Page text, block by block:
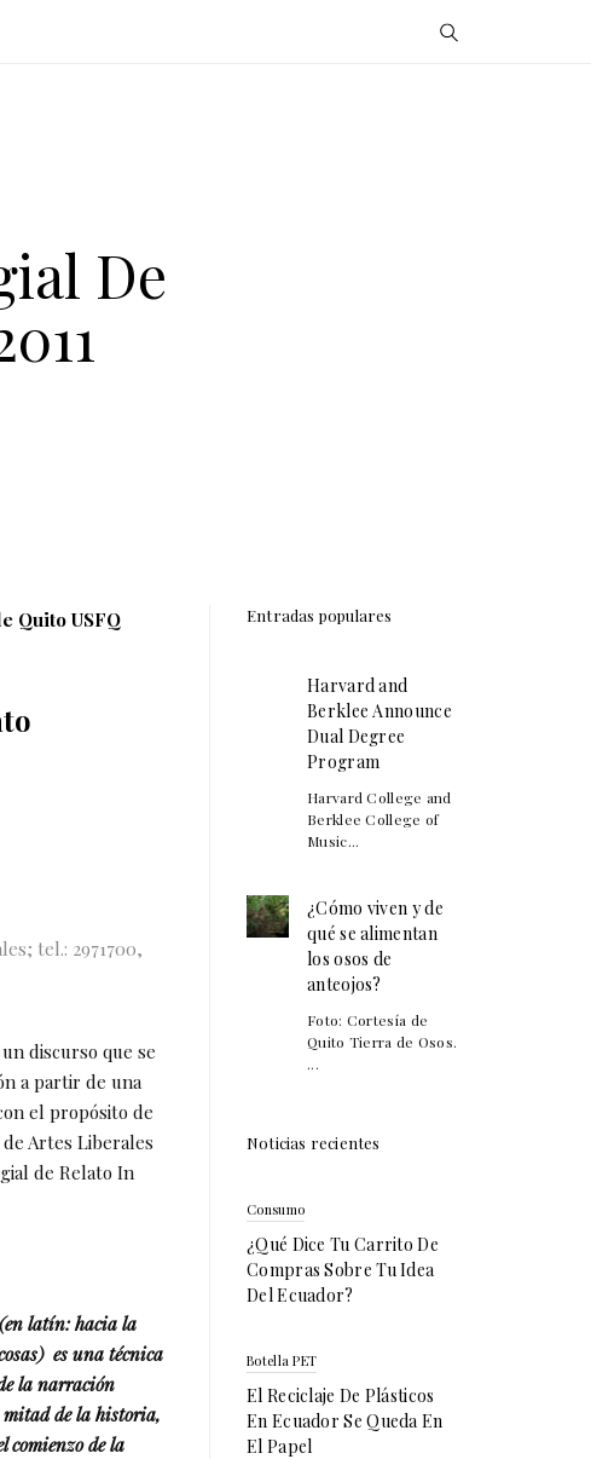
De
Quito USFQ
tel.: 2971700,
discurso que se
a partir de una
el propósito de
Artes Liberales
de Relato In
latín: hacia la
es una técnica
la narración
de la historia,
comienzo de la
Entradas populares
Harvard and
Berklee Announce
Dual Degree
Program
Harvard College and
Berklee College of
Music...
¿Cómo viven y de
qué se alimentan
los osos de
anteojos?
Foto: Cortesía de
Quito Tierra de Osos.
...
Noticias recientes
Consumo
¿Qué Dice Tu Carrito De
Compras Sobre Tu Idea
Del Ecuador?
Botella PET
El Reciclaje De Plásticos
En Ecuador Se Queda En
El Papel